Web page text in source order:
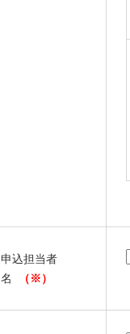
申込担当者
名
（※）